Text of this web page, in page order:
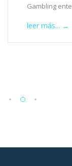
Gambling
leer más... →